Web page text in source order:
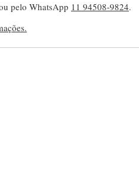
pelo WhatsApp 11 94508-9824.